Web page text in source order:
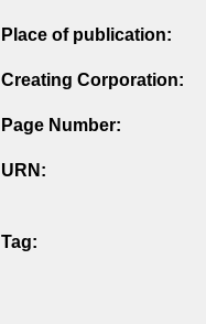
Place of publication:
Creating Corporation:
Page Number:
URN:
Tag: